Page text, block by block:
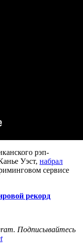
рэп-
Уэст, набрал
сервисе
рекорд
Подписывайтесь